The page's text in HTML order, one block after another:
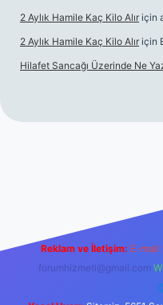
2 Aylık Hamile Kaç Kilo Alır için
2 Aylık Hamile Kaç Kilo Alır için
Hilafet Sancağı Üzerinde Ne
Reklam ve İletişim: E-mail:
forumhizmeti@gmail.com